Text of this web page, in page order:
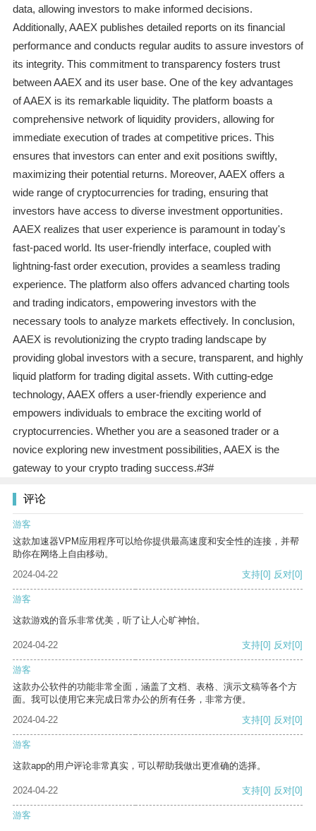
data, allowing investors to make informed decisions.
Additionally, AAEX publishes detailed reports on its financial
performance and conducts regular audits to assure investors of
its integrity. This commitment to transparency fosters trust
between AAEX and its user base. One of the key advantages
of AAEX is its remarkable liquidity. The platform boasts a
comprehensive network of liquidity providers, allowing for
immediate execution of trades at competitive prices. This
ensures that investors can enter and exit positions swiftly,
maximizing their potential returns. Moreover, AAEX offers a
wide range of cryptocurrencies for trading, ensuring that
investors have access to diverse investment opportunities.
AAEX realizes that user experience is paramount in today's
fast-paced world. Its user-friendly interface, coupled with
lightning-fast order execution, provides a seamless trading
experience. The platform also offers advanced charting tools
and trading indicators, empowering investors with the
necessary tools to analyze markets effectively. In conclusion,
AAEX is revolutionizing the crypto trading landscape by
providing global investors with a secure, transparent, and highly
liquid platform for trading digital assets. With cutting-edge
technology, AAEX offers a user-friendly experience and
empowers individuals to embrace the exciting world of
cryptocurrencies. Whether you are a seasoned trader or a
novice exploring new investment possibilities, AAEX is the
gateway to your crypto trading success.#3#
评论
游客
这款加速器VPM应用程序可以给你提供最高速度和安全性的连接，并帮
助你在网络上自由移动。
2024-04-22
支持[0] 反对[0]
游客
这款游戏的音乐非常优美，听了让人心旷神怡。
2024-04-22 支持[0] 反对[0]
游客
这款办公软件的功能非常全面，涵盖了文档、表格、演示文稿等各个方
面。我可以使用它来完成日常办公的所有任务，非常方便。
2024-04-22
支持[0] 反对[0]
游客
这款app的用户评论非常真实，可以帮助我做出更准确的选择。
2024-04-22 支持[0] 反对[0]
游客